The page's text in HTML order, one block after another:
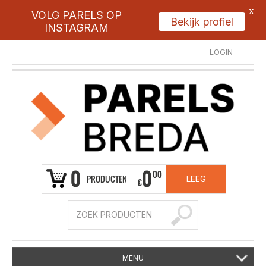
LOGIN
REGISTREER
0 PRODUCTEN €000 LEEG
MENU
VOLG PARELS OP
INSTAGRAM
Bekijk profiel
X